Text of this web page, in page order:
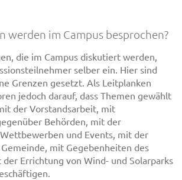
werden im Campus besprochen?
die im Campus diskutiert werden,
selber ein. Hier sind
Grenzen gesetzt. Als Leitplanken
jedoch darauf, dass Themen gewählt
der Vorstandsarbeit, mit
Behörden, mit der
und Events, mit der
mit Gegebenheiten des
Errichtung von Wind- und Solarparks